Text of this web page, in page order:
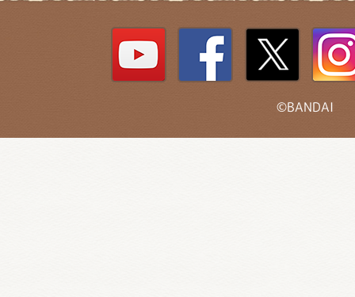
©BANDAI